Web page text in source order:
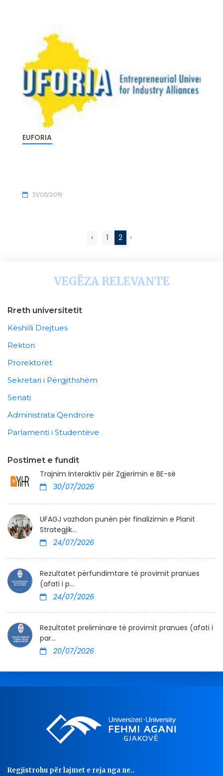
EUFORIA
31/05/2019
‹ 1 2 ›
VEGËZA RELEVANTE
Rreth universitetit
Këshilli Drejtues
Rektori
Prorektorët
Sekretari i Përgjithshëm
Senati
Administrata Qendrore
Parlamenti i Studentëve
Postimet e fundit
Trajnim Interaktiv për Zgjerimin e BE-së
30/07/2026
UFAGJ vazhdon punën për finalizimin e Planit
Strategjik...
24/07/2026
Rezultatet përfundimtare të provimit pranues
(afati i p...
24/07/2026
Rezultatet preliminare të provimit pranues (afati i
par...
20/07/2026
Regjistrohu për lajmet e reja nga ne..